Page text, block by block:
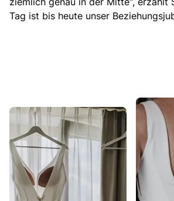
Tag ist bis heute unser